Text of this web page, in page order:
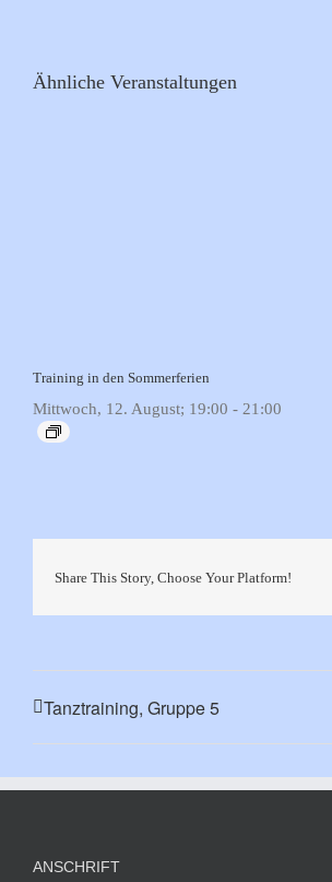
Ähnliche Veranstaltungen
Training in den Sommerferien
Mittwoch, 12. August; 19:00 - 21:00
Share This Story, Choose Your Platform!
Tanztraining, Gruppe 5
ANSCHRIFT